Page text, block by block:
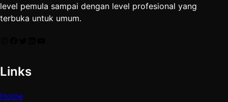
level pemula sampai dengan level profesional yang
terbuka untuk umum.
Links
Home